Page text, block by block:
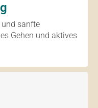
und sanfte
Gehen und aktives